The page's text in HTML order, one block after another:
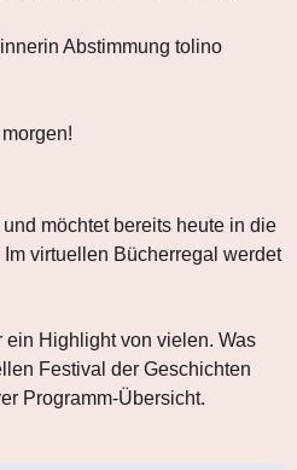
Abstimmung tolino
möchtet bereits heute in die
virtuellen Bücherregal werdet
ein Highlight von vielen. Was
Festival der Geschichten
Programm-Übersicht.